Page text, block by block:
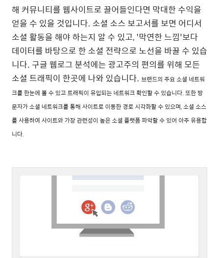
해 커뮤니티를 웹사이트로 끌어들인다면 막대한 수익을
얻을 수 있을 것입니다. 소셜 소스 보고서를 보면 어디서
소셜 활동을 해야 하는지 알 수 있고, '막연한 느낌'보다
데이터를 바탕으로 한 소셜 전략으로 노선을 바꿀 수 있습
니다. 구글 웹로그 분석에는 광고주의 편의를 위해 모든
소셜 트래픽이 한곳에 나와 있습니다. 브랜드의 주요 소셜 네트워
크를 한눈에 볼 수 있고트래픽이 유입되는 네트워크 확인할 수 있습니다. 또한 방
문자가 소셜 네트워크를 통해 사이트로 이동한 경로 시각화할 수 있으며,소셜 소스
를 사용하여 사이트와 가장 관련성이 높은 소셜 플랫폼 파악할 수 있어 아주 유용합
니다.